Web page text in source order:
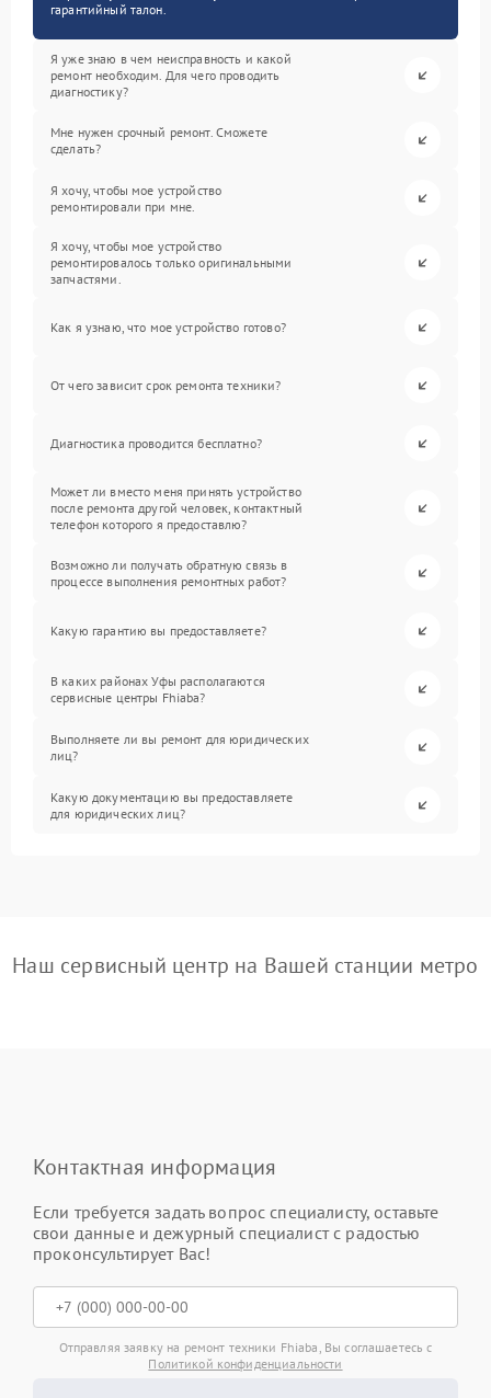
гарантийный талон.
Я уже знаю в чем неисправность и какой
ремонт необходим. Для чего проводить
диагностику?
Мне нужен срочный ремонт. Сможете
сделать?
Я хочу, чтобы мое устройство
ремонтировали при мне.
Я хочу, чтобы мое устройство
ремонтировалось только оригинальными
запчастями.
Как я узнаю, что мое устройство готово?
От чего зависит срок ремонта техники?
Диагностика проводится бесплатно?
Может ли вместо меня принять устройство
после ремонта другой человек, контактный
телефон которого я предоставлю?
Возможно ли получать обратную связь в
процессе выполнения ремонтных работ?
Какую гарантию вы предоставляете?
В каких районах Уфы располагаются
сервисные центры Fhiaba?
Выполняете ли вы ремонт для юридических
лиц?
Какую документацию вы предоставляете
для юридических лиц?
Наш сервисный центр на Вашей станции метро
Контактная информация
Если требуется задать вопрос специалисту, оставьте
свои данные и дежурный специалист с радостью
проконсультирует Вас!
Отправляя заявку на ремонт техники Fhiaba, Вы соглашаетесь с
Политикой конфиденциальности